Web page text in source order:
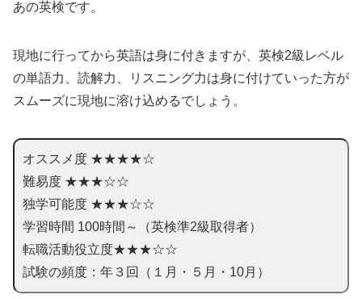
あの英検です。
現地に行ってから英語は身に付きますが、英検2級レベル
の単語力、読解力、リスニング力は身に付けていった方が
スムーズに現地に溶け込めるでしょう。
オススメ度 ★★★★☆
難易度 ★★★☆☆
独学可能度 ★★★☆☆
学習時間 100時間～（英検準2級取得者）
転職活動役立度★★★☆☆
試験の頻度：年３回（１月・５月・10月）